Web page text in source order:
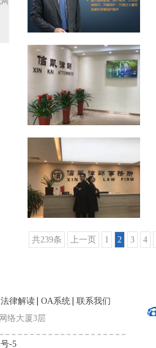
共239条 上一页 1 2 3 4
法律解读 OA系统
联系我们
络大厦3层
-5